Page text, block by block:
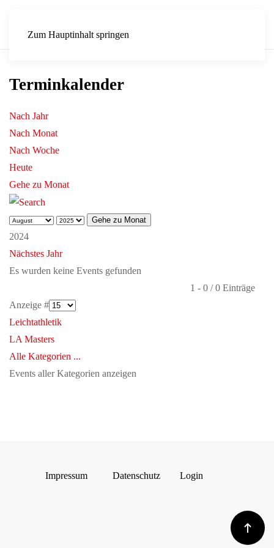
Zum Hauptinhalt springen
Terminkalender
Nach Jahr
Nach Monat
Nach Woche
Heute
Gehe zu Monat
Gehe zu Monat
2024
Nächstes Jahr
Es wurden keine Events gefunden
1 - 0 / 0 Einträge
Anzeige #
Leichtathletik
LA Masters
Alle Kategorien ...
Events aller Kategorien anzeigen
Impressum Datenschutz Login